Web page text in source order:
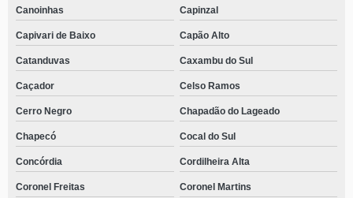
Canoinhas Capinzal
Capivari de Baixo Capão Alto
Catanduvas Caxambu do Sul
Caçador Celso Ramos
Cerro Negro Chapadão do Lageado
Chapecó Cocal do Sul
Concórdia Cordilheira Alta
Coronel Freitas Coronel Martins